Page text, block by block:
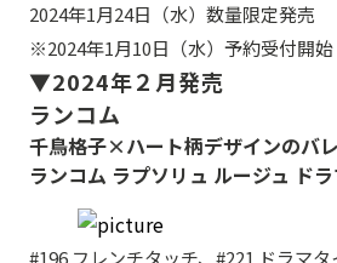
2024年1月24日（水）数量限定発売
※2024年1月10日（水）予約受付開始
▼2024年２月発売
ランコム
千鳥格子×ハート柄デザインのバ
ランコム ラプソリュ ルージュ ド
#196 フレンチタッチ、#221 ドラマ